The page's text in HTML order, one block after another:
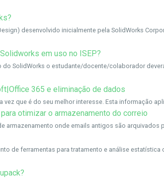
desenvolvido inicialmente pela SolidWorks
em uso no ISEP?
do SolidWorks o estudante/docente/colaborador
365 e eliminação de dados
que é do seu melhor interesse. Esta informação
otimizar o armazenamento do correio
armazenamento onde emails antigos são arquivados
de ferramentas para tratamento e análise